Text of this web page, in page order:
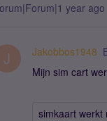
year ago
J Jakobbos1948
Mijn sim cart
simkaart werkt